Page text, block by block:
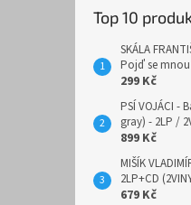
Top 10
SKÁLA
Pojď se mnou
299 Kč
PSÍ VOJÁCI -
gray) - 2LP /
899 Kč
MIŠÍK
2LP+CD
679 Kč